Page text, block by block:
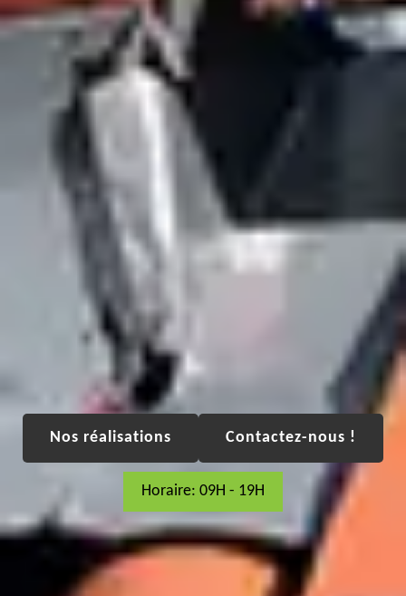
Nos réalisations Contactez-nous !
Horaire: 09H - 19H